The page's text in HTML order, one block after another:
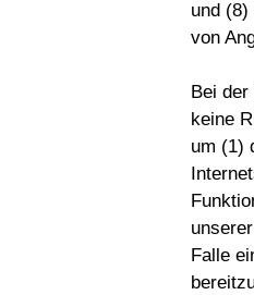
und
von
Bei
keine
um (1)
Falle